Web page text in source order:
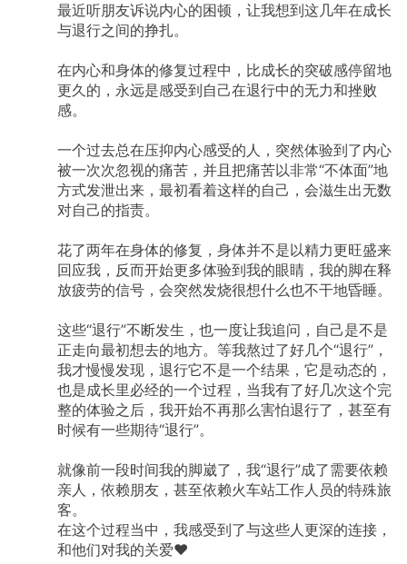
最近听朋友诉说内心的困顿，让我想到这几年在成长
与退行之间的挣扎。
在内心和身体的修复过程中，比成长的突破感停留地
更久的，永远是感受到自己在退行中的无力和挫败
感。
一个过去总在压抑内心感受的人，突然体验到了内心
被一次次忽视的痛苦，并且把痛苦以非常“不体面”地
方式发泄出来，最初看着这样的自己，会滋生出无数
对自己的指责。
花了两年在身体的修复，身体并不是以精力更旺盛来
回应我，反而开始更多体验到我的眼睛，我的脚在释
放疲劳的信号，会突然发烧很想什么也不干地昏睡。
这些“退行”不断发生，也一度让我追问，自己是不是
正走向最初想去的地方。等我熬过了好几个“退行”，
我才慢慢发现，退行它不是一个结果，它是动态的，
也是成长里必经的一个过程，当我有了好几次这个完
整的体验之后，我开始不再那么害怕退行了，甚至有
时候有一些期待“退行”。
就像前一段时间我的脚崴了，我“退行”成了需要依赖
亲人，依赖朋友，甚至依赖火车站工作人员的特殊旅
客。
在这个过程当中，我感受到了与这些人更深的连接，
和他们对我的关爱♥️